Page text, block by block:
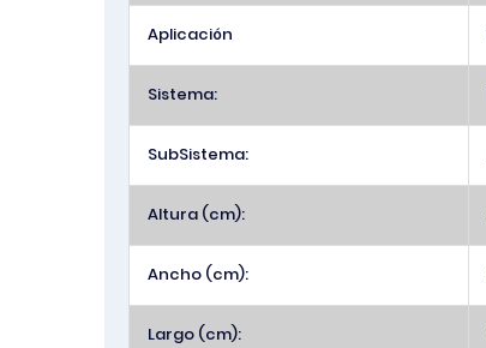
Aplicación
Sistema:
SubSistema:
Altura (cm):
Ancho (cm):
Largo (cm):